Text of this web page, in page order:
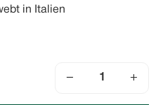
in Italien
− +